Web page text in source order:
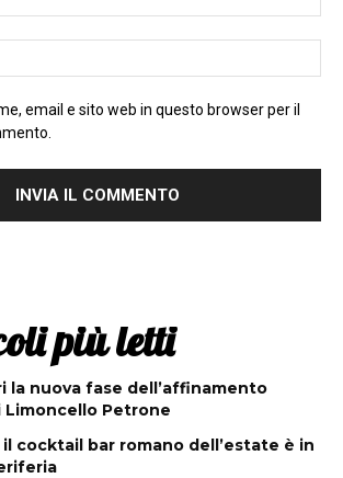
email e sito web in questo browser per il
più letti
la nuova fase dell’affinamento
Limoncello Petrone
il cocktail bar romano dell’estate è in